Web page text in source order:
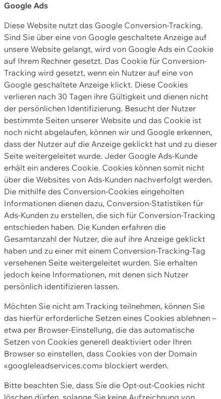
Google Ads
Diese Website nutzt das Google Conversion-Tracking.
Sind Sie über eine von Google geschaltete Anzeige auf
unsere Website gelangt, wird von Google Ads ein Cookie
auf Ihrem Rechner gesetzt. Das Cookie für Conversion-
Tracking wird gesetzt, wenn ein Nutzer auf eine von
Google geschaltete Anzeige klickt. Diese Cookies
verlieren nach 30 Tagen ihre Gültigkeit und dienen nicht
der persönlichen Identifizierung. Besucht der Nutzer
bestimmte Seiten unserer Website und das Cookie ist
noch nicht abgelaufen, können wir und Google erkennen,
dass der Nutzer auf die Anzeige geklickt hat und zu dieser
Seite weitergeleitet wurde. Jeder Google Ads-Kunde
erhält ein anderes Cookie. Cookies können somit nicht
über die Websites von Ads-Kunden nachverfolgt werden.
Die mithilfe des Conversion-Cookies eingeholten
Informationen dienen dazu, Conversion-Statistiken für
Ads-Kunden zu erstellen, die sich für Conversion-Tracking
entschieden haben. Die Kunden erfahren die
Gesamtanzahl der Nutzer, die auf ihre Anzeige geklickt
haben und zu einer mit einem Conversion-Tracking-Tag
versehenen Seite weitergeleitet wurden. Sie erhalten
jedoch keine Informationen, mit denen sich Nutzer
persönlich identifizieren lassen.
Möchten Sie nicht am Tracking teilnehmen, können Sie
das hierfür erforderliche Setzen eines Cookies ablehnen –
etwa per Browser-Einstellung, die das automatische
Setzen von Cookies generell deaktiviert oder Ihren
Browser so einstellen, dass Cookies von der Domain
«googleleadservices.com» blockiert werden.
Bitte beachten Sie, dass Sie die Opt-out-Cookies nicht